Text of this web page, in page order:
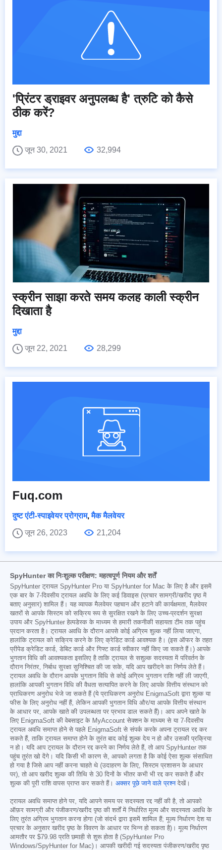
'प्रिंटर ड्राइवर अनुपलब्ध है' त्रुटि को कैसे
ठीक करें?
मुद्दा
जून 30, 2021
32,994
स्क्रीन साझा करते समय कलह काली स्क्रीन
दिखाता है
मुद्दा
जून 22, 2021
28,299
Fuq.com
दुष्ट एंटी-स्पाइवेयर प्रोग्राम,मैक मैलवेयर
जून 26, 2023
21,204
SpyHunter का निःशुल्क परीक्षण: महत्वपूर्ण नियम और शर्तें
SpyHunter ट्रायल SpyHunter Pro या SpyHunter for Mac के लिए है और इसमें
एक बार के 7-दिवसीय ट्रायल अवधि के लिए कई डिवाइस (प्रचार सामग्री/खरीद पृष्ठ में
बताए अनुसार) शामिल हैं। यह व्यापक मैलवेयर पहचान और हटाने की कार्यक्षमता, मैलवेयर
खतरों से आपके सिस्टम को सक्रिय रूप से सुरक्षित रखने के लिए उच्च-प्रदर्शन सुरक्षा
उपाय और SpyHunter हेल्पडेस्क के माध्यम से हमारी तकनीकी सहायता टीम तक पहुंच
प्रदान करता है। ट्रायल अवधि के दौरान आपसे कोई अग्रिम शुल्क नहीं लिया जाएगा,
हालांकि ट्रायल को सक्रिय करने के लिए क्रेडिट कार्ड आवश्यक है। (इस ऑफर के तहत
प्रीपेड क्रेडिट कार्ड, डेबिट कार्ड और गिफ्ट कार्ड स्वीकार नहीं किए जा सकते हैं।) आपके
भुगतान विधि की आवश्यकता इसलिए है ताकि ट्रायल से सशुल्क सदस्यता में परिवर्तन के
दौरान निरंतर, निर्बाध सुरक्षा सुनिश्चित की जा सके, यदि आप खरीदने का निर्णय लेते हैं।
ट्रायल अवधि के दौरान आपके भुगतान विधि से कोई अग्रिम भुगतान राशि नहीं ली जाएगी,
हालांकि आपकी भुगतान विधि की वैधता सत्यापित करने के लिए आपके वित्तीय संस्थान को
प्राधिकरण अनुरोध भेजे जा सकते हैं (ये प्राधिकरण अनुरोध EnigmaSoft द्वारा शुल्क या
फीस के लिए अनुरोध नहीं हैं, लेकिन आपकी भुगतान विधि और/या आपके वित्तीय संस्थान
के आधार पर, आपके खाते की उपलब्धता पर प्रभाव डाल सकते हैं)। आप अपने खाते के
लिए EnigmaSoft की वेबसाइट के MyAccount सेक्शन के माध्यम से या 7-दिवसीय
ट्रायल अवधि समाप्त होने से पहले EnigmaSoft से संपर्क करके अपना ट्रायल रद्द कर
सकते हैं, ताकि ट्रायल समाप्त होने के तुरंत बाद कोई शुल्क देय न हो और उसकी प्रक्रिया
न हो। यदि आप ट्रायल के दौरान रद्द करने का निर्णय लेते हैं, तो आप SpyHunter तक
पहुंच तुरंत खो देंगे। यदि किसी भी कारण से, आपको लगता है कि कोई ऐसा शुल्क संसाधित
हो गया है जिसे आप नहीं करना चाहते थे (उदाहरण के लिए, सिस्टम प्रशासन के आधार
पर), तो आप खरीद शुल्क की तिथि से 30 दिनों के भीतर कभी भी रद्द कर सकते हैं और
शुल्क की पूरी राशि वापस प्राप्त कर सकते हैं। अक्सर पूछे जाने वाले प्रश्नदेखें।
ट्रायल अवधि समाप्त होने पर, यदि आपने समय पर सदस्यता रद्द नहीं की है, तो आपको
ऑफ़र सामग्री और पंजीकरण/खरीद पृष्ठ की शर्तों में निर्धारित मूल्य और सदस्यता अवधि के
लिए तुरंत अग्रिम भुगतान करना होगा (जो संदर्भ द्वारा इसमें शामिल हैं; मूल्य निर्धारण देश या
प्रचार के अनुसार खरीद पृष्ठ के विवरण के आधार पर भिन्न हो सकता है)। मूल्य निर्धारण
आमतौर पर $79.98 प्रति छमाही से शुरू होता है (SpyHunter Pro
Windows/SpyHunter for Mac)। आपकी खरीदी गई सदस्यता पंजीकरण/खरीद पृष्ठ